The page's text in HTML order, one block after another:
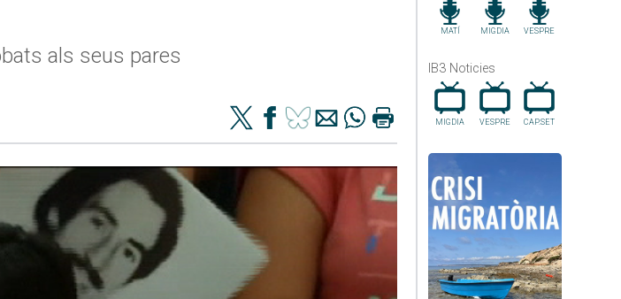
MATÍ MIGDIA VESPRE
IB3 Noticies
MIGDIA VESPRE CAP.SET
als seus pares